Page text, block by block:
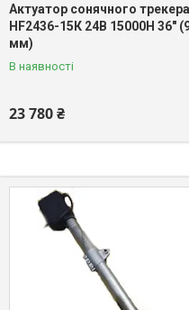
Актуатор сонячного трекера
HF2436-15К 24В 15000Н 36"
мм)
В наявності
23 780 ₴